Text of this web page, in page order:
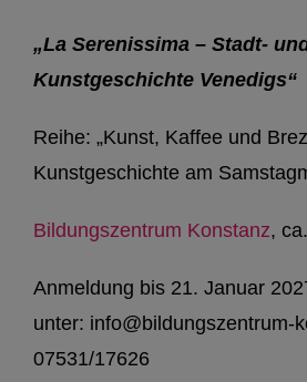
„La Serenissima – Stadt-
Kunstgeschichte Venedigs“
Reihe: „Kunst, Kaffee und
Kunstgeschichte am
Bildungszentrum Konstanz,
Anmeldung bis 21. Januar
unter: info@bildungszentrum-
07531/17626